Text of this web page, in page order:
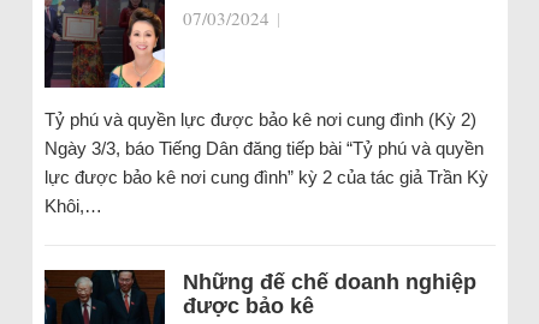
07/03/2024 |
Tỷ phú và quyền lực được bảo kê nơi cung đình (Kỳ 2)
Ngày 3/3, báo Tiếng Dân đăng tiếp bài “Tỷ phú và quyền
lực được bảo kê nơi cung đình” kỳ 2 của tác giả Trần Kỳ
Khôi,…
Những đế chế doanh nghiệp
được bảo kê